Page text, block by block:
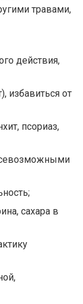
травами,
действия,
избавиться от
псориаз,
сахара в